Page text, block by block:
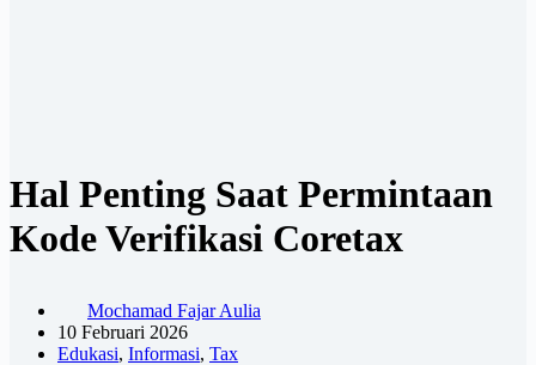
Hal Penting Saat Permintaan
Kode Verifikasi Coretax
Mochamad Fajar Aulia
10 Februari 2026
Edukasi, Informasi, Tax